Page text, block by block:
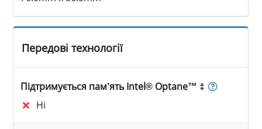
Передові технології
Підтримується пам’ять Intel® Optane™ ‡
Ні